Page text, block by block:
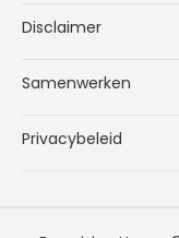
Disclaimer
Samenwerken
Privacybeleid